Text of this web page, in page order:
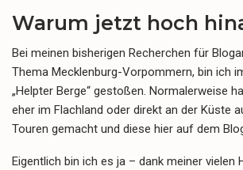
Warum jetzt hoch
Bei meinen bisherigen Recherchen für
Thema Mecklenburg-Vorpommern, bin ich
„Helpter Berge“ gestoßen. Normalerweise
eher im Flachland oder direkt an der Küste
Touren gemacht und diese hier auf dem
Eigentlich bin ich es ja – dank meiner vielen